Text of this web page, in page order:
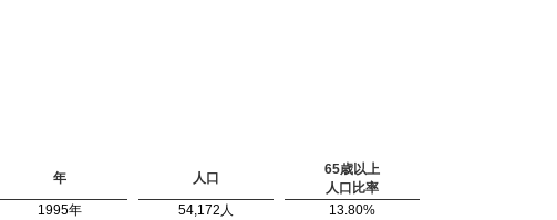
年 人口
65歳以上
人口比率
1995年
54,172人
13.80%